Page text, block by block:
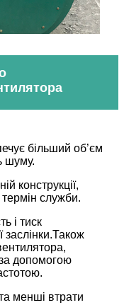
більший об’єм
шуму.
конструкції,
служби.
і тиск
заслінки.Також
допомогою
менші втрати